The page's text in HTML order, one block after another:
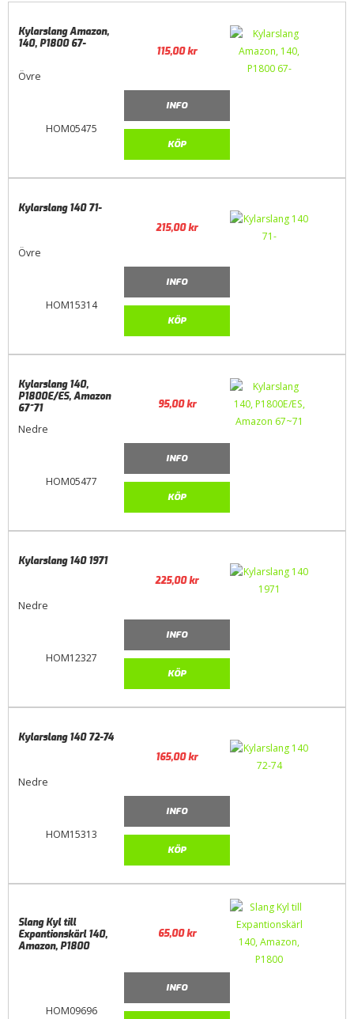
HOM05475
Kylarslang Amazon,
140, P1800 67-
Övre
115,00kr
INFO
KÖP
HOM15314
Kylarslang 140 71-
Övre
215,00kr
INFO
KÖP
HOM05477
Kylarslang 140,
P1800E/ES, Amazon
67~71
Nedre
95,00kr
INFO
KÖP
HOM12327
Kylarslang 140 1971
Nedre
225,00kr
INFO
KÖP
HOM15313
Kylarslang 140 72-74
Nedre
165,00kr
INFO
KÖP
HOM09696
Slang Kyl till
Expantionskärl 140,
Amazon, P1800
65,00kr
INFO